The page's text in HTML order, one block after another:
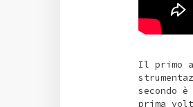
Il primo
secondo
prima